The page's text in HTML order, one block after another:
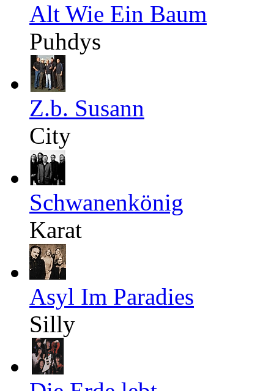
Alt Wie Ein Baum
Puhdys
Z.b. Susann
City
Schwanenkönig
Karat
Asyl Im Paradies
Silly